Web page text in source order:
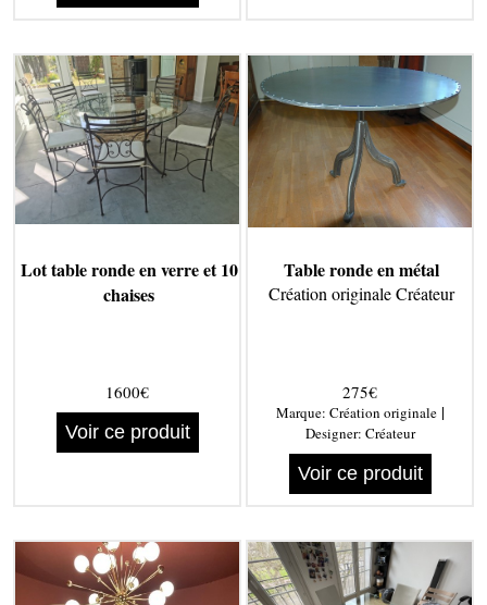
Lot table ronde en verre et 10
chaises
1600€
Voir ce produit
Table ronde en métal
Création originale Créateur
275€
Marque: Création originale|
Designer: Créateur
Voir ce produit